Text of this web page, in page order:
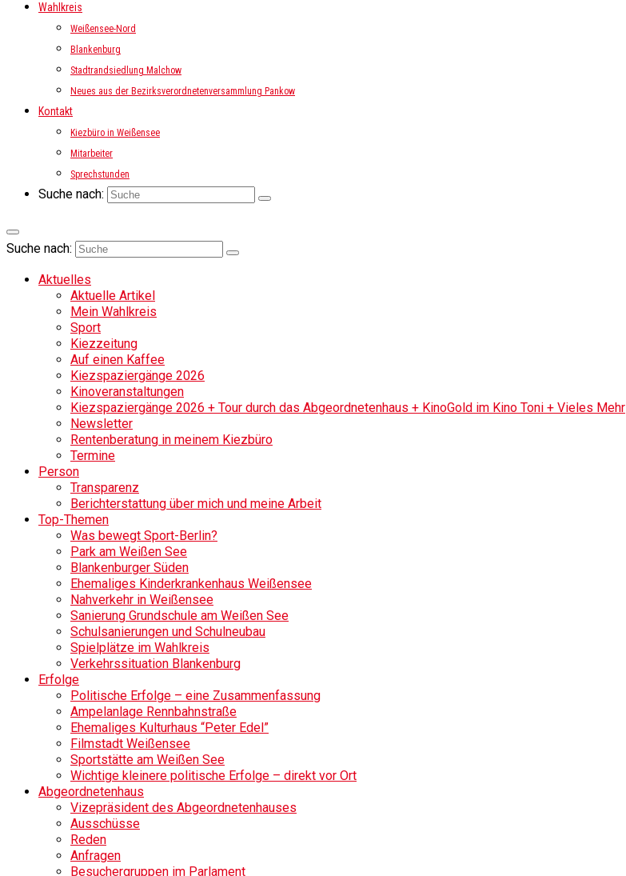
Wahlkreis
Weißensee-Nord
Blankenburg
Stadtrandsiedlung Malchow
Neues aus der Bezirksverordnetenversammlung Pankow
Kontakt
Kiezbüro in Weißensee
Mitarbeiter
Sprechstunden
Suche nach:
Suche nach:
Aktuelles
Aktuelle Artikel
Mein Wahlkreis
Sport
Kiezzeitung
Auf einen Kaffee
Kiezspaziergänge 2026
Kinoveranstaltungen
Kiezspaziergänge 2026 + Tour durch das Abgeordnetenhaus + KinoGold im Kino Toni + Vieles Mehr
Newsletter
Rentenberatung in meinem Kiezbüro
Termine
Person
Transparenz
Berichterstattung über mich und meine Arbeit
Top-Themen
Was bewegt Sport-Berlin?
Park am Weißen See
Blankenburger Süden
Ehemaliges Kinderkrankenhaus Weißensee
Nahverkehr in Weißensee
Sanierung Grundschule am Weißen See
Schulsanierungen und Schulneubau
Spielplätze im Wahlkreis
Verkehrssituation Blankenburg
Erfolge
Politische Erfolge – eine Zusammenfassung
Ampelanlage Rennbahnstraße
Ehemaliges Kulturhaus “Peter Edel”
Filmstadt Weißensee
Sportstätte am Weißen See
Wichtige kleinere politische Erfolge – direkt vor Ort
Abgeordnetenhaus
Vizepräsident des Abgeordnetenhauses
Ausschüsse
Reden
Anfragen
Besuchergruppen im Parlament